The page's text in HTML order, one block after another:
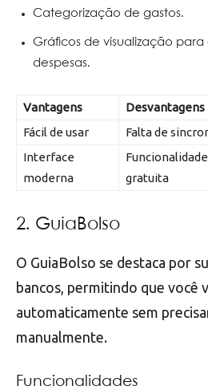
Categorização de gastos.
Gráficos de visualização
despesas.
Vantagens
Desvantagens
Fácil de usar
Falta de
Interface
moderna
gratuita
2. GuiaBolso
O GuiaBolso se destaca por
bancos, permitindo que você
automaticamente sem
manualmente.
Funcionalidades